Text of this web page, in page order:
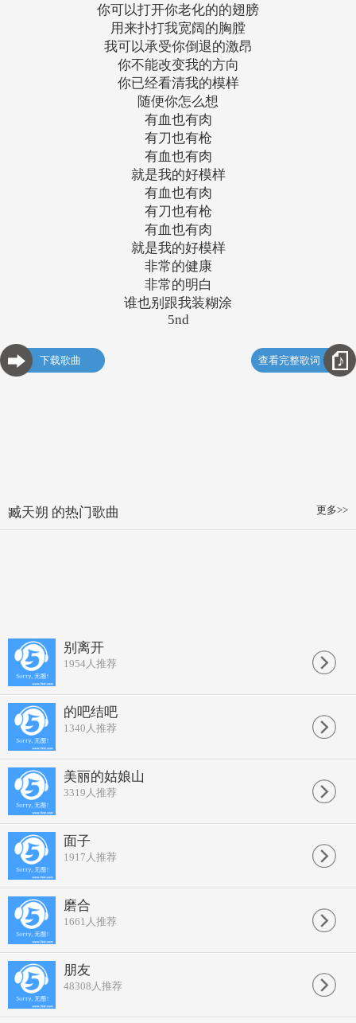
你可以打开你老化的的翅膀
用来扑打我宽阔的胸膛
我可以承受你倒退的激昂
你不能改变我的方向
你已经看清我的模样
随便你怎么想
有血也有肉
有刀也有枪
有血也有肉
就是我的好模样
有血也有肉
有刀也有枪
有血也有肉
就是我的好模样
非常的健康
非常的明白
谁也别跟我装糊涂
5nd
下载歌曲 查看完整歌词
更多>>
臧天朔 的热门歌曲
别离开
1954人推荐
的吧结吧
1340 人推荐
美丽的姑娘山
3319 人推荐
面子
1917 人推荐
磨合
1661 人推荐
朋友
48308 人推荐